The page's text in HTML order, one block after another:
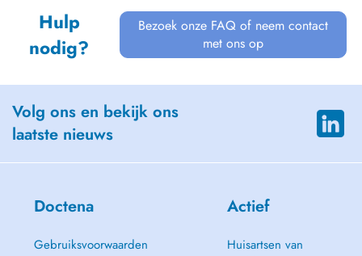
Hulp
nodig?
Bezoek onze FAQ of neem contact
met ons op
Volg ons en bekijk ons
laatste nieuws
Doctena
Gebruiksvoorwaarden
Actief
Huisartsen van